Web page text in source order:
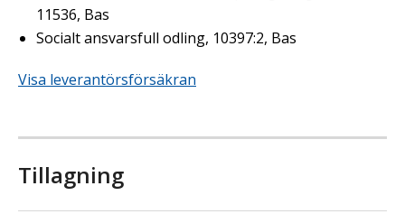
11536, Bas
Socialt ansvarsfull odling, 10397:2, Bas
Visa leverantörsförsäkran
Tillagning